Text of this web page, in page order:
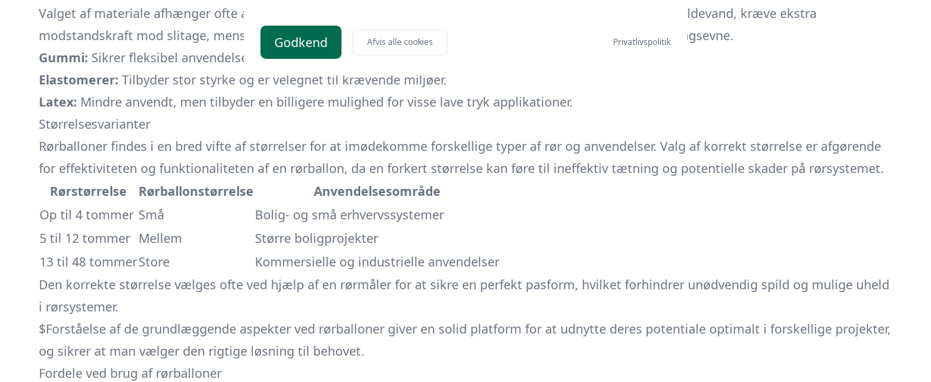
Valget af materiale afhænger ofte af anvendelsesområdet. For eksempel kan en rørballon, der anvendes til spildevand, kræve ekstra
modstandskraft mod slitage, mens en, der bruges i et vandrørsystem, måske prioriterer fleksibilitet og tætningsevne.
Gummi: Sikrer fleksibel anvendelse og god modstandsdygtighed over for trykændringer.
Elastomerer: Tilbyder stor styrke og er velegnet til krævende miljøer.
Latex: Mindre anvendt, men tilbyder en billigere mulighed for visse lave tryk applikationer.
Størrelsesvarianter
Rørballoner findes i en bred vifte af størrelser for at imødekomme forskellige typer af rør og anvendelser. Valg af korrekt størrelse er afgørende
for effektiviteten og funktionaliteten af en rørballon, da en forkert størrelse kan føre til ineffektiv tætning og potentielle skader på rørsystemet.
Rørstørrelse
Rørballonstørrelse
Anvendelsesområde
Op til 4 tommer Små
Bolig- og små erhvervssystemer
5 til 12 tommer Mellem
Større boligprojekter
13 til 48 tommerStore
Kommersielle og industrielle anvendelser
Den korrekte størrelse vælges ofte ved hjælp af en rørmåler for at sikre en perfekt pasform, hvilket forhindrer unødvendig spild og mulige uheld
i rørsystemer.
$Forståelse af de grundlæggende aspekter ved rørballoner giver en solid platform for at udnytte deres potentiale optimalt i forskellige projekter,
og sikrer at man vælger den rigtige løsning til behovet.
Fordele ved brug af rørballoner
Godkend Afvis alle cookies Privatlivspolitik